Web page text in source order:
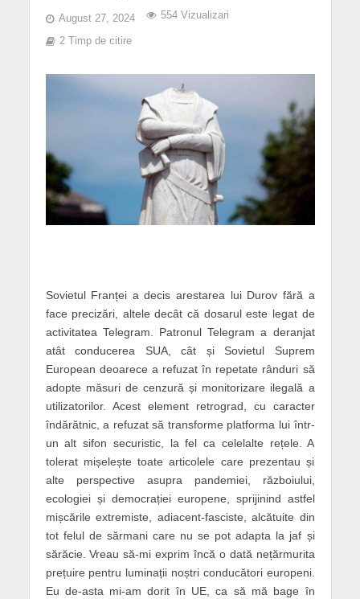
August 27, 2024 554 Vizualizari
2 Timp de citire
Sovietul Franței a decis arestarea lui Durov fără a
face precizări, altele decât că dosarul este legat de
activitatea Telegram. Patronul Telegram a deranjat
atât conducerea SUA, cât și Sovietul Suprem
European deoarece a refuzat în repetate rânduri să
adopte măsuri de cenzură și monitorizare ilegală a
utilizatorilor. Acest element retrograd, cu caracter
îndărătnic, a refuzat să transforme platforma lui într-
un alt sifon securistic, la fel ca celelalte rețele. A
tolerat mișelește toate articolele care prezentau și
alte perspective asupra pandemiei, războiului,
ecologiei și democrației europene, sprijinind astfel
mișcările extremiste, adiacent-fasciste, alcătuite din
tot felul de sărmani care nu se pot adapta la jaf și
sărăcie. Vreau să-mi exprim încă o dată nețărmurita
prețuire pentru luminații noștri conducători europeni.
Eu de-asta mi-am dorit în UE, ca să mă bage în